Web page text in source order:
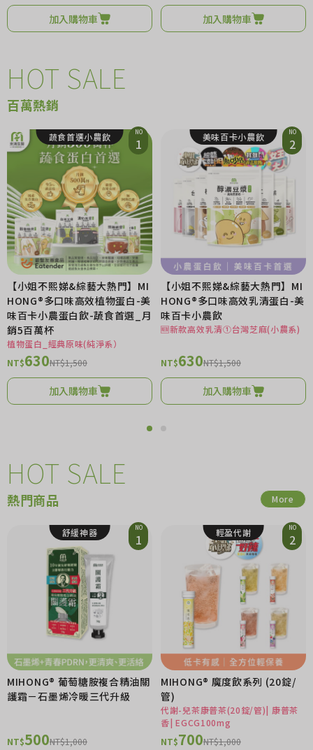
加入購物車 加入購物車
HOT SALE
百萬熱銷
NO
1
蔬食首選小農飲
【小姐不熙娣&綜藝大熱門】MI
HONG®多口味高效植物蛋白-美
味百卡小農蛋白飲-蔬食首選_月
銷5百萬杯
植物蛋白_經典原味(純淨系）
NT$630NT$1,500
加入購物車
NO
2
美味百卡小農飲
【小姐不熙娣&綜藝大熱門】MI
HONG®多口味高效乳清蛋白-美
味百卡小農飲
🆕新款高效乳清①台灣芝麻(小農系)
NT$630NT$1,500
加入購物車
HOT SALE
熱門商品 More
NO
1
舒緩神器
MIHONG® 葡萄糖胺複合精油關
護霜－石墨烯冷暖三代升級
NT$500NT$1,000
NO
2
輕盈代謝
MIHONG® 魔度飲系列 (20錠/
管)
代謝-兒茶康普茶(20錠/管)| 康普茶
香| EGCG100mg
NT$700NT$1,000